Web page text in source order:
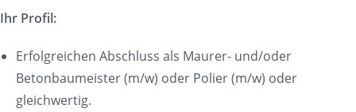
Ihr Profil:
Erfolgreichen Abschluss als Maurer- und/oder
Betonbaumeister (m/w) oder Polier (m/w) oder
gleichwertig.